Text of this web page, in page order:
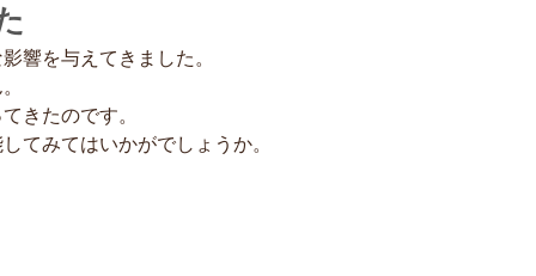
響を与えてきました。
きたのです。
てみてはいかがでしょうか。